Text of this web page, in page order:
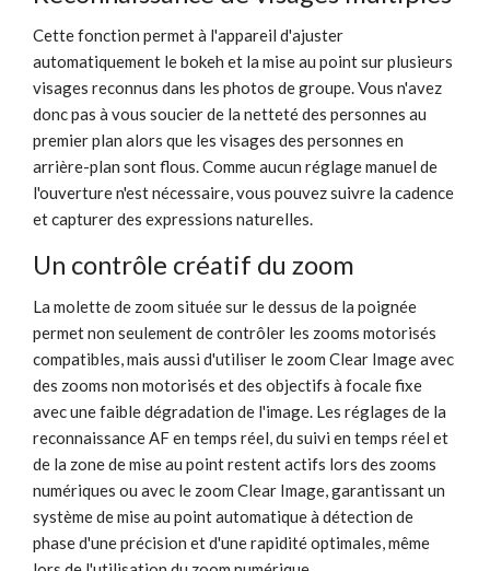
Cette fonction permet à l'appareil d'ajuster
automatiquement le bokeh et la mise au point sur plusieurs
visages reconnus dans les photos de groupe. Vous n'avez
donc pas à vous soucier de la netteté des personnes au
premier plan alors que les visages des personnes en
arrière-plan sont flous. Comme aucun réglage manuel de
l'ouverture n'est nécessaire, vous pouvez suivre la cadence
et capturer des expressions naturelles.
Un contrôle créatif du zoom
La molette de zoom située sur le dessus de la poignée
permet non seulement de contrôler les zooms motorisés
compatibles, mais aussi d'utiliser le zoom Clear Image avec
des zooms non motorisés et des objectifs à focale fixe
avec une faible dégradation de l'image. Les réglages de la
reconnaissance AF en temps réel, du suivi en temps réel et
de la zone de mise au point restent actifs lors des zooms
numériques ou avec le zoom Clear Image, garantissant un
système de mise au point automatique à détection de
phase d'une précision et d'une rapidité optimales, même